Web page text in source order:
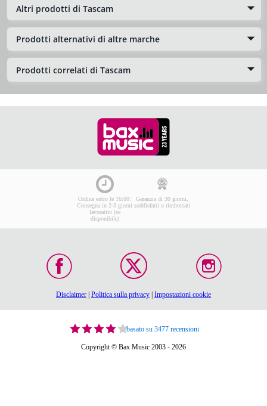
Altri prodotti di Tascam
Prodotti alternativi di altre marche
Prodotti correlati di Tascam
Ordina entro le 16:00:
Consegna in 2-3 giorni
lavorativi (se
disponibile)
Garanzia di 30 giorni,
soddisfatti o rimborsati
Disclaimer | Politica sulla privacy | Impostazioni cookie
basato su 3477 recensioni
Copyright © Bax Music 2003 - 2026